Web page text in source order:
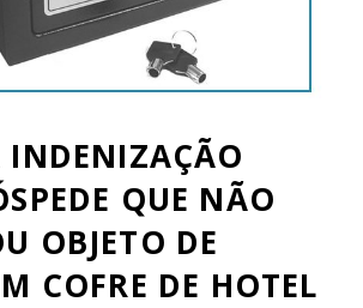
INDENIZAÇÃO
QUE NÃO
OBJETO DE
COFRE DE HOTEL